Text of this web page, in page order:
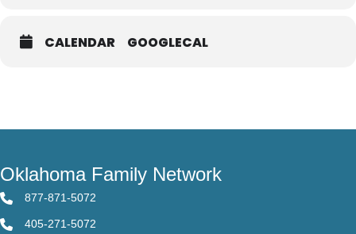
CALENDAR GOOGLECAL
Oklahoma Family Network
877-871-5072
405-271-5072